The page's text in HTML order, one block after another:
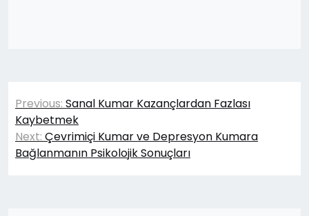
Yazı
gezinmesi
Previous: Sanal Kumar Kazançlardan Fazlası
Kaybetmek
Next: Çevrimiçi Kumar ve Depresyon Kumara
Bağlanmanın Psikolojik Sonuçları